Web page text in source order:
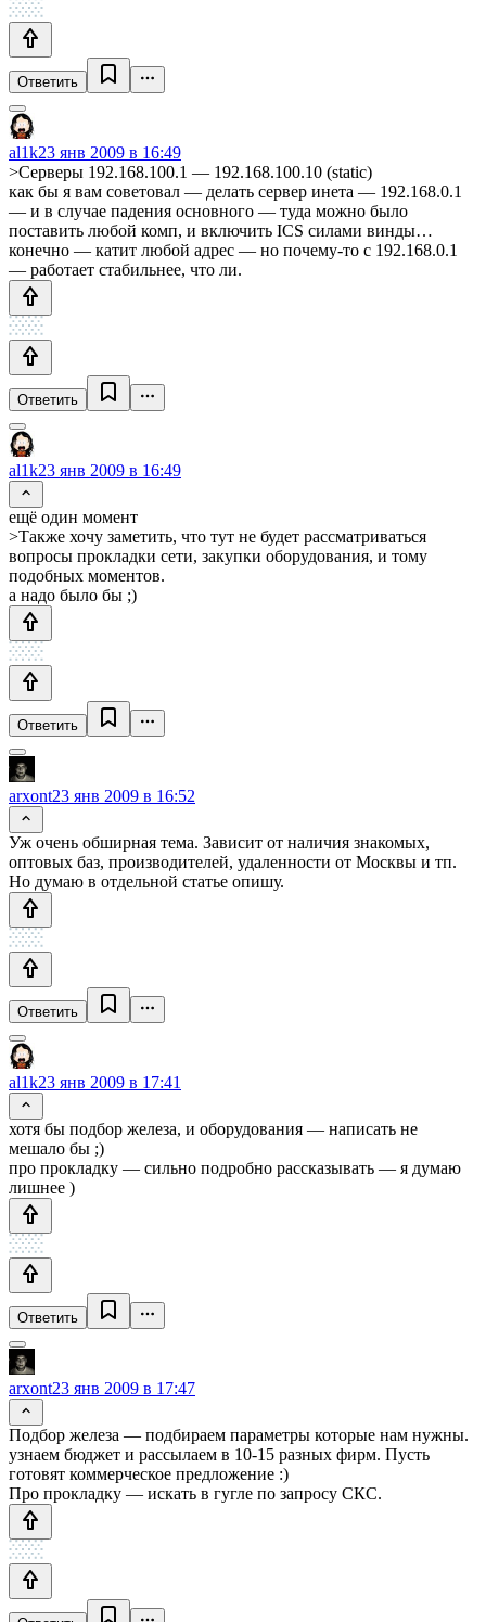
Ответить
al1k23 янв 2009 в 16:49
>Серверы 192.168.100.1 — 192.168.100.10 (static)
как бы я вам советовал — делать сервер инета — 192.168.0.1
— и в случае падения основного — туда можно было
поставить любой комп, и включить ICS силами винды…
конечно — катит любой адрес — но почему-то с 192.168.0.1
— работает стабильнее, что ли.
Ответить
al1k23 янв 2009 в 16:49
ещё один момент
>Также хочу заметить, что тут не будет рассматриваться
вопросы прокладки сети, закупки оборудования, и тому
подобных моментов.
а надо было бы ;)
Ответить
arxont23 янв 2009 в 16:52
Уж очень обширная тема. Зависит от наличия знакомых,
оптовых баз, производителей, удаленности от Москвы и тп.
Но думаю в отдельной статье опишу.
Ответить
al1k23 янв 2009 в 17:41
хотя бы подбор железа, и оборудования — написать не
мешало бы ;)
про прокладку — сильно подробно рассказывать — я думаю
лишнее )
Ответить
arxont23 янв 2009 в 17:47
Подбор железа — подбираем параметры которые нам нужны.
узнаем бюджет и рассылаем в 10-15 разных фирм. Пусть
готовят коммерческое предложение :)
Про прокладку — искать в гугле по запросу СКС.